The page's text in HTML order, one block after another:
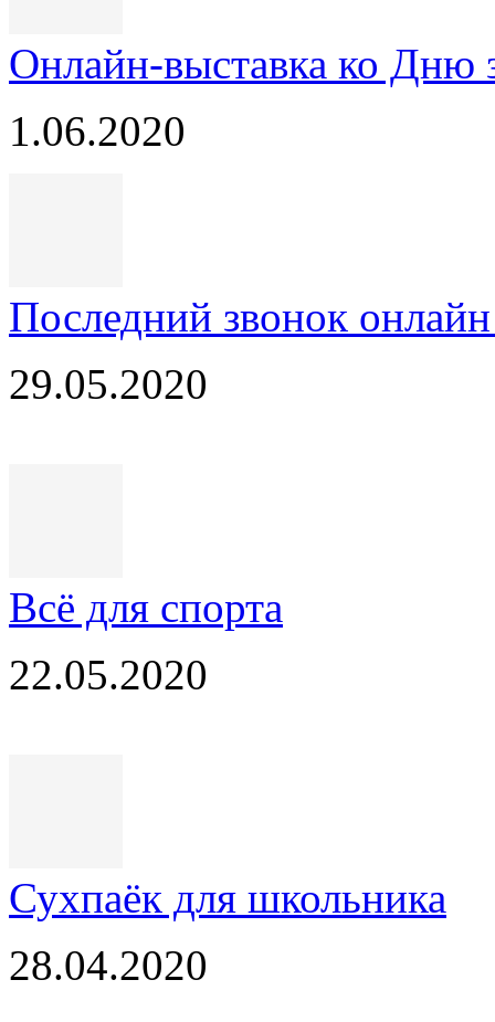
Онлайн-выставка ко Дню
1.06.2020
Последний звонок
29.05.2020
Всё для спорта
22.05.2020
Сухпаёк для школьника
28.04.2020